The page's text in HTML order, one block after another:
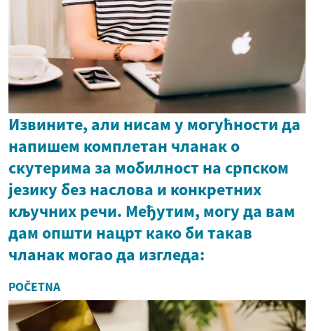
Извините, али нисам у могућности да
напишем комплетан чланак о
скутерима за мобилност на српском
језику без наслова и конкретних
кључних речи. Међутим, могу да вам
дам општи нацрт како би такав
чланак могао да изгледа:
POČETNA